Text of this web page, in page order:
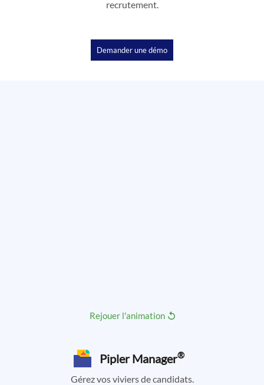
recrutement.
Demander une démo
Rejouer l'animation
Pipler Manager®
Gérez vos viviers de candidats.